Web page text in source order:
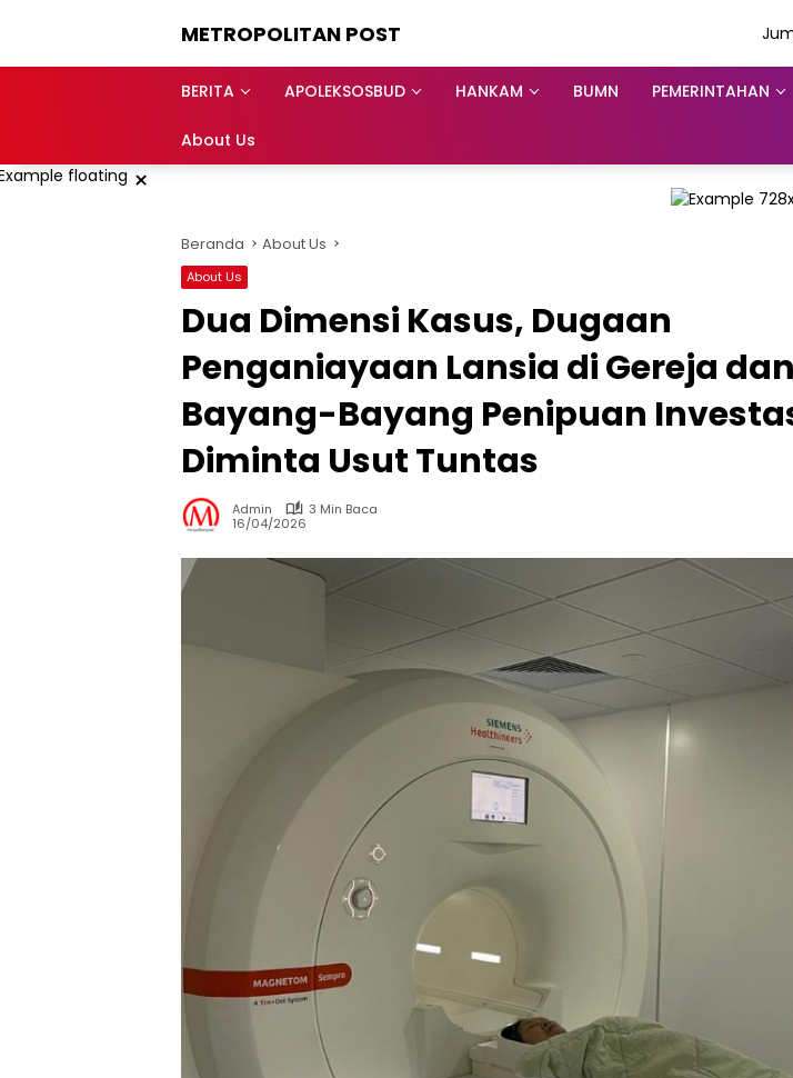
METROPOLITAN POST
BERITA APOLEKSOSBUD HANKAM BUMN PEMERINTAHAN
About Us
×
Beranda About Us
About Us
Dua Dimensi Kasus, Dugaan
Penganiayaan Lansia di Gereja dan
Bayang-Bayang Penipuan
Diminta Usut Tuntas
Admin
3 Min Baca
16/04/2026